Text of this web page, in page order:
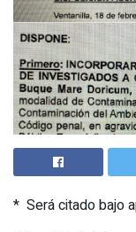
* Será citado bajo